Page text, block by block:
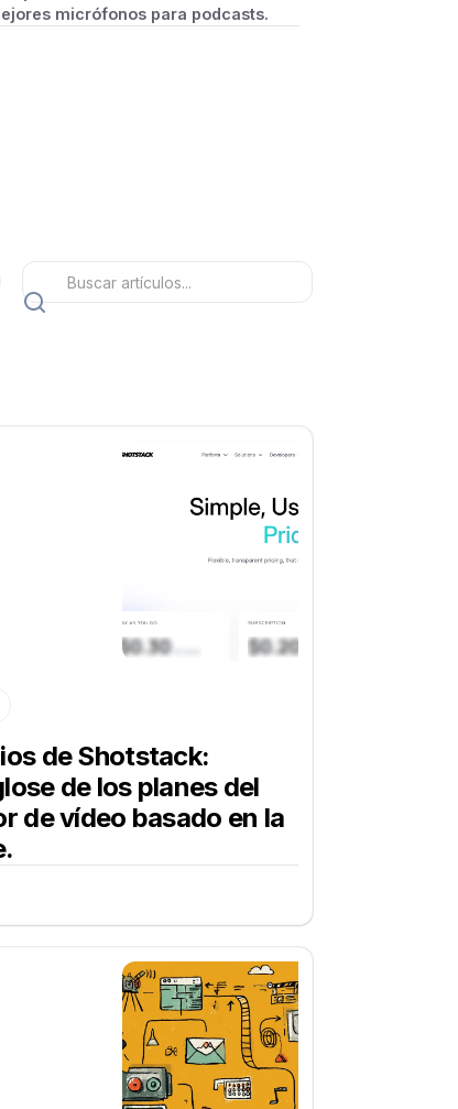
micrófonos para podcasts.
de Shotstack:
de los planes del
de vídeo basado en la